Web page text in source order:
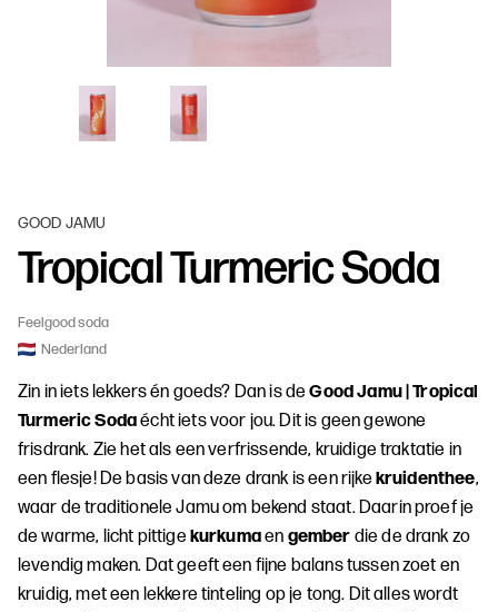
GOOD JAMU
Tropical Turmeric Soda
Feelgood soda
Nederland
Zin in iets lekkers én goeds? Dan is deGood Jamu | Tropical
Turmeric Sodaécht iets voor jou. Dit is geen gewone
frisdrank. Zie het als een verfrissende, kruidige traktatie in
een flesje! De basis van deze drank is een rijkekruidenthee,
waar de traditionele Jamu om bekend staat. Daarin proef je
de warme, licht pittigekurkumaen gember die de drank zo
levendig maken. Dat geeft een fijne balans tussen zoet en
kruidig, met een lekkere tinteling op je tong. Dit alles wordt